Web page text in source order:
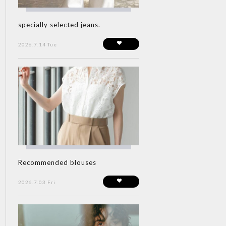
specially selected jeans.
2026.7.14 Tue
Recommended blouses
2026.7.03 Fri